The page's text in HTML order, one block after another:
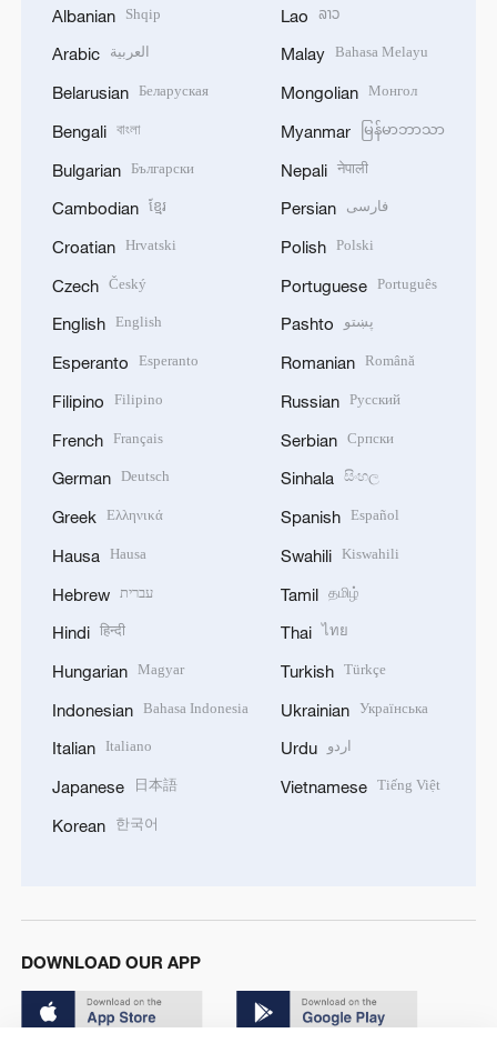
Albanian Shqip
Arabic العربية
Belarusian Беларуская
Bengali বাংলা
Bulgarian Български
Cambodian ខ្មែរ
Croatian Hrvatski
Czech Český
English English
Esperanto Esperanto
Filipino Filipino
French Français
German Deutsch
Greek Ελληνικά
Hausa Hausa
Hebrew עברית
Hindi हिन्दी
Hungarian Magyar
Indonesian Bahasa Indonesia
Italian Italiano
Japanese 日本語
Korean 한국어
Lao ລາວ
Malay Bahasa Melayu
Mongolian Монгол
Myanmar မြန်မာဘာသာ
Nepali नेपाली
Persian فارسی
Polish Polski
Portuguese Português
Pashto پښتو
Romanian Română
Russian Русский
Serbian Српски
Sinhala සිංහල
Spanish Español
Swahili Kiswahili
Tamil தமிழ்
Thai ไทย
Turkish Türkçe
Ukrainian Українська
Urdu اردو
Vietnamese Tiếng Việt
DOWNLOAD OUR APP